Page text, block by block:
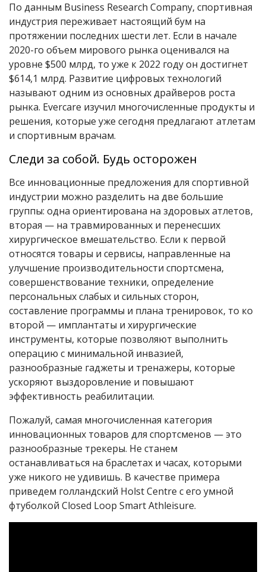
По данным Business Research Company, спортивная
индустрия переживает настоящий бум на
протяжении последних шести лет. Если в начале
2020-го объем мирового рынка оценивался на
уровне $500 млрд, то уже к 2022 году он достигнет
$614,1 млрд. Развитие цифровых технологий
называют одним из основных драйверов роста
рынка. Evercare изучил многочисленные продукты и
решения, которые уже сегодня предлагают атлетам
и спортивным врачам.
Следи за собой. Будь осторожен
Все инновационные предложения для спортивной
индустрии можно разделить на две большие
группы: одна ориентирована на здоровых атлетов,
вторая — на травмированных и перенесших
хирургическое вмешательство. Если к первой
относятся товары и сервисы, направленные на
улучшение производительности спортсмена,
совершенствование техники, определение
персональных слабых и сильных сторон,
составление программы и плана тренировок, то ко
второй — имплантаты и хирургические
инструменты, которые позволяют выполнить
операцию с минимальной инвазией,
разнообразные гаджеты и тренажеры, которые
ускоряют выздоровление и повышают
эффективность реабилитации.
Пожалуй, самая многочисленная категория
инновационных товаров для спортсменов — это
разнообразные трекеры. Не станем
останавливаться на браслетах и часах, которыми
уже никого не удивишь. В качестве примера
приведем голландский Holst Centre с его умной
фтуболкой Closed Loop Smart Athleisure.